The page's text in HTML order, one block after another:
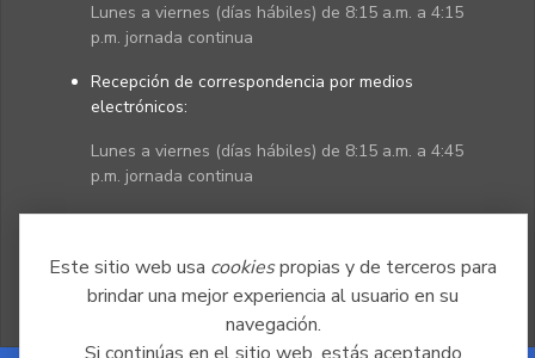
Este sitio web usa cookiespropias y de terceros para
brindar una mejor experiencia al usuario en su
navegación.
Lunes a viernes (días hábiles) de 8:15 a.m. a 4:15
p.m. jornada continua
Recepción de correspondencia por medios
electrónicos:
Lunes a viernes (días hábiles) de 8:15 a.m. a 4:45
p.m. jornada continua